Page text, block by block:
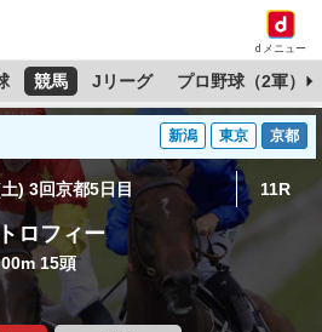
dメニュー
競馬 Jリーグ プロ野球（2軍）
新潟 東京 京都
) 3回京都5日目 11R
ロフィー
15頭